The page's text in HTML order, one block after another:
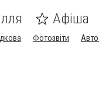
Афіша
Фотозвіти